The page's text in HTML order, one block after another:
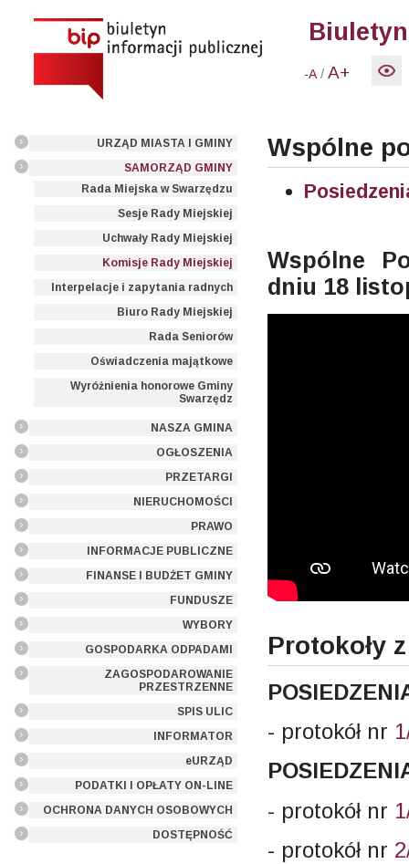
-A /A+
URZĄD MIASTA I GMINY
SAMORZĄD GMINY
Rada Miejska w Swarzędzu
Sesje Rady Miejskiej
Uchwały Rady Miejskiej
Komisje Rady Miejskiej
Interpelacje i zapytania radnych
Biuro Rady Miejskiej
Rada Seniorów
Oświadczenia majątkowe
Wyróżnienia honorowe Gminy
Swarzędz
NASZA GMINA
OGŁOSZENIA
PRZETARGI
NIERUCHOMOŚCI
PRAWO
INFORMACJE PUBLICZNE
FINANSE I BUDŻET GMINY
FUNDUSZE
WYBORY
GOSPODARKA ODPADAMI
ZAGOSPODAROWANIE
PRZESTRZENNE
SPIS ULIC
INFORMATOR
eURZĄD
PODATKI I OPŁATY ON-LINE
OCHRONA DANYCH OSOBOWYCH
DOSTĘPNOŚĆ
Wspólne
Wspólne
dniu 18
Protokoły
- protokół nr
- protokół nr
- protokół nr